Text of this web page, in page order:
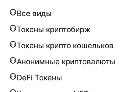
Все виды
Токены криптобирж
Токены крипто кошельков
Анонимные криптовалюты
DeFi Токены